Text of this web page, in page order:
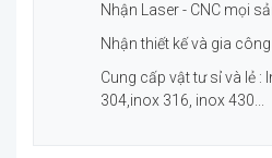
Nhận Laser - CNC mọi
Nhận thiết kế và gia
Cung cấp vật tư sỉ và lẻ :
304,inox 316, inox 430...